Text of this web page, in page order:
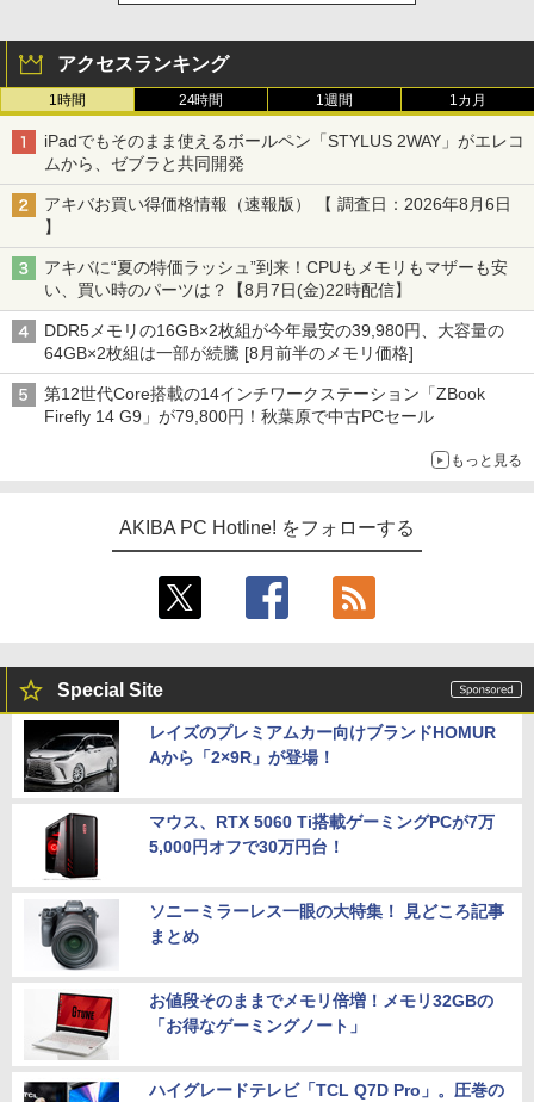
アクセスランキング
1時間 24時間 1週間 1カ月
iPadでもそのまま使えるボールペン「STYLUS 2WAY」がエレコ
ムから、ゼブラと共同開発
アキバお買い得価格情報（速報版） 【 調査日：2026年8月6日
】
アキバに“夏の特価ラッシュ”到来！CPUもメモリもマザーも安
い、買い時のパーツは？【8月7日(金)22時配信】
DDR5メモリの16GB×2枚組が今年最安の39,980円、大容量の
64GB×2枚組は一部が続騰 [8月前半のメモリ価格]
第12世代Core搭載の14インチワークステーション「ZBook
Firefly 14 G9」が79,800円！秋葉原で中古PCセール
もっと見る
AKIBA PC Hotline! をフォローする
Special Site
レイズのプレミアムカー向けブランドHOMUR
Aから「2×9R」が登場！
マウス、RTX 5060 Ti搭載ゲーミングPCが7万
5,000円オフで30万円台！
ソニーミラーレス一眼の大特集！ 見どころ記事
まとめ
お値段そのままでメモリ倍増！メモリ32GBの
「お得なゲーミングノート」
ハイグレードテレビ「TCL Q7D Pro」。圧巻の